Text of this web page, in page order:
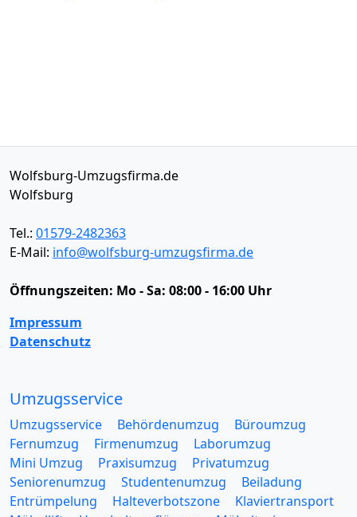
Wolfsburg-Umzugsfirma.de
Wolfsburg
Tel.: 01579-2482363
E-Mail: info@wolfsburg-umzugsfirma.de
Öffnungszeiten: Mo - Sa: 08:00 - 16:00 Uhr
Impressum
Datenschutz
Umzugsservice
Umzugsservice Behördenumzug
Büroumzug
Fernumzug
Firmenumzug
Laborumzug
Mini Umzug
Praxisumzug
Privatumzug
Seniorenumzug
Studentenumzug
Beiladung
Entrümpelung
Halteverbotszone
Klaviertransport